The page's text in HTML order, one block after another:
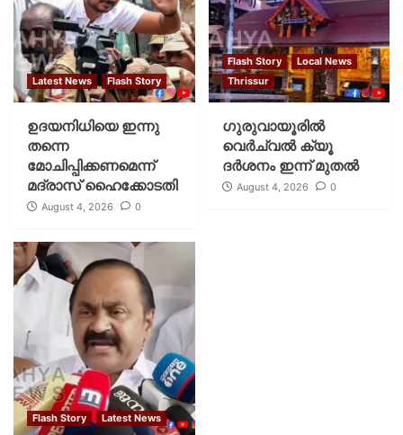
Latest News Flash Story
ഉദയനിധിയെ ഇന്നു
തന്നെ
മോചിപ്പിക്കണമെന്ന്
മദ്രാസ് ഹൈക്കോടതി
August 4, 2026 0
Flash Story
Local News
Thrissur
ഗുരുവായൂരില്‍
വെര്‍ച്വല്‍ ക്യൂ
ദര്‍ശനം ഇന്ന് മുതല്‍
August 4, 2026 0
Flash Story Latest News